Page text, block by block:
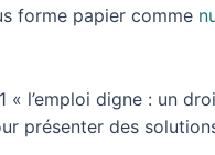
forme papier comme
l’emploi digne : un
présenter des